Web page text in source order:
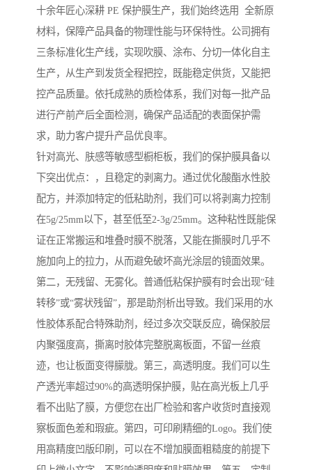
十余年匠心深耕 PE 保护膜生产，我们始终选用 全新原
材料，保障产品具备的物理性能与环保特性。公司拥有
三条标准化生产线，实现吹膜、涂布、分切一体化自主
生产，从生产到发货全程把控，既能稳定供货，又能把
控产品质量。依托成熟的质检体系，我们对每一批产品
进行产前产后全面检测，确保产品适配的表面保护需
求，助力客户提升产品优良率。
针对高光、肤感等敏感型橱柜板，我们的保护膜具备以
下突出优点：，且稳定的剥离力。通过优化酸酯水性胶
配方，并添加特定的低粘助剂，我们可以将剥离力控制
在5g/25mm以下，甚至低至2-3g/25mm。这种粘性既能保
证在正常搬运和堆叠时膜不脱落，又能在撕膜时几乎不
施加向上的拉力，从而避免破坏高光涂层的镜面效果。
第二，无残留、无雾化。普通低粘保护膜有时会出现“硅
转移”或“雾状残留”，那是助剂析出导致。我们采用的水
性胶体系配合特殊助剂，经过多次交联反应，确保胶层
内聚强度高，撕离时胶体完整脱离板面，不留一丝痕
迹，也让板面变得朦胧。第三，高透明度。我们可以生
产透光率超过90%的高透明保护膜，贴在高光板上几乎
看不出贴了膜，方便您在出厂检验和客户收货时直接观
察板面色差和瑕疵。第四，可印刷精细的Logo。我们使
用高精度凹版印刷，可以在不增加膜面粗糙度的前提下